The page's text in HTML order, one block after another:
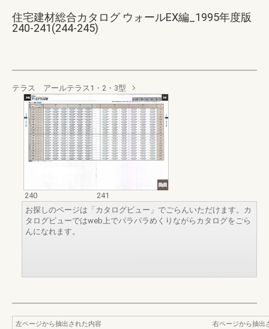
住宅建材総合カタログ ウォールEX編_1995年度版
240-241(244-245)
テラス アールテラス1・2・3型
240
241
お探しのページは「カタログビュー」でごらんいただけます。カ
タログビューではweb上でパラパラめくりながらカタログをごら
んになれます。
左ページから抽出された内容
右ページから抽出